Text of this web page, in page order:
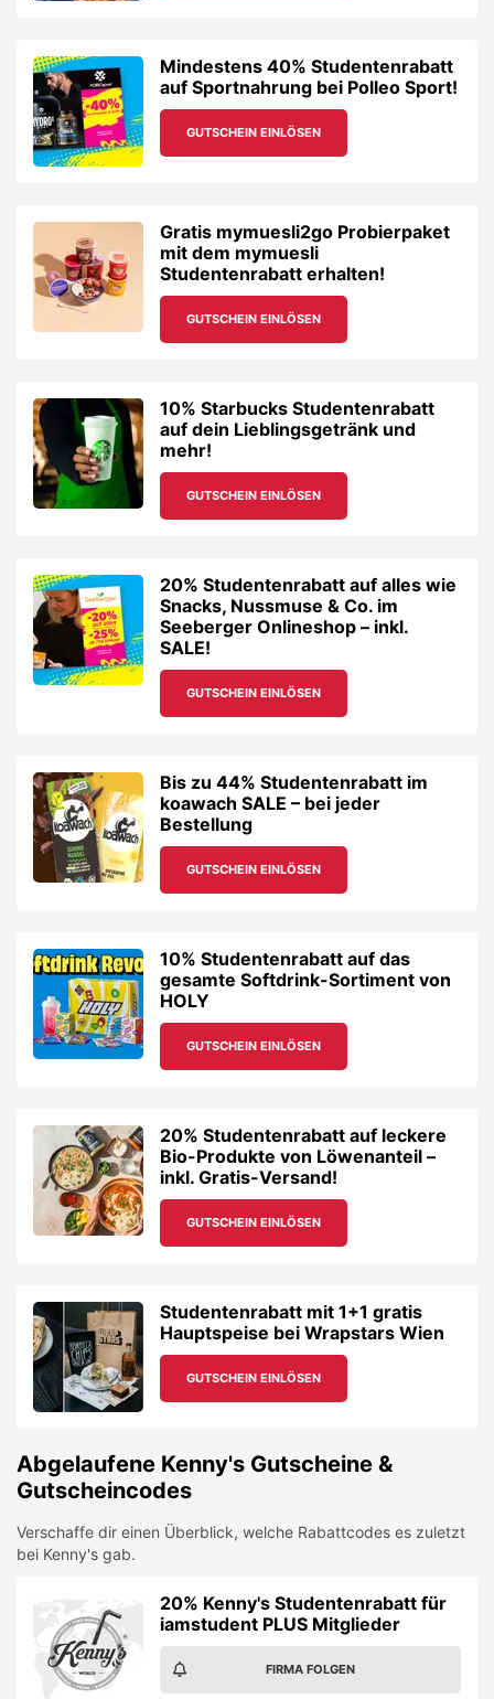
Mindestens 40% Studentenrabatt
auf Sportnahrung bei Polleo Sport!
GUTSCHEIN EINLÖSEN
Gratis mymuesli2go Probierpaket
mit dem mymuesli
Studentenrabatt erhalten!
GUTSCHEIN EINLÖSEN
10% Starbucks Studentenrabatt
auf dein Lieblingsgetränk und
mehr!
GUTSCHEIN EINLÖSEN
20% Studentenrabatt auf alles wie
Snacks, Nussmuse & Co. im
Seeberger Onlineshop – inkl.
SALE!
GUTSCHEIN EINLÖSEN
Bis zu 44% Studentenrabatt im
koawach SALE – bei jeder
Bestellung
GUTSCHEIN EINLÖSEN
10% Studentenrabatt auf das
gesamte Softdrink-Sortiment von
HOLY
GUTSCHEIN EINLÖSEN
20% Studentenrabatt auf leckere
Bio-Produkte von Löwenanteil –
inkl. Gratis-Versand!
GUTSCHEIN EINLÖSEN
Studentenrabatt mit 1+1 gratis
Hauptspeise bei Wrapstars Wien
GUTSCHEIN EINLÖSEN
Abgelaufene Kenny's Gutscheine &
Gutscheincodes
Verschaffe dir einen Überblick, welche Rabattcodes es zuletzt
bei Kenny's gab.
20% Kenny's Studentenrabatt für
iamstudent PLUS Mitglieder
FIRMA FOLGEN